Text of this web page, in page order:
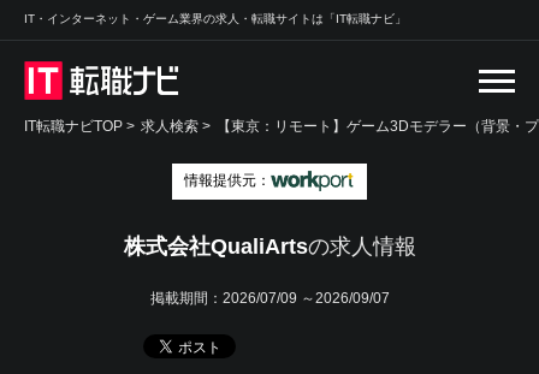
IT・インターネット・ゲーム業界の求人・転職サイトは「IT転職ナビ」
IT転職ナビTOP > 求人検索 > 【東京：リモート】ゲーム3Dモデラー（背景・
情報提供元：
株式会社QualiArtsの求人情報
掲載期間： 2026/07/09 ～2026/09/07